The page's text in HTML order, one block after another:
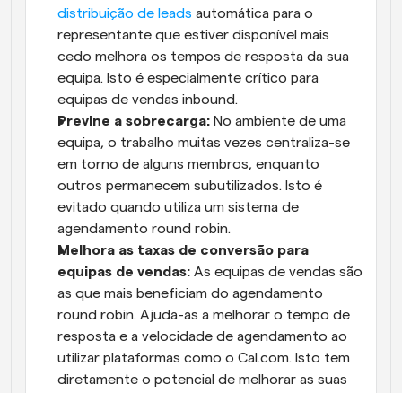
distribuição de leads automática para o
representante que estiver disponível mais
cedo melhora os tempos de resposta da sua
equipa. Isto é especialmente crítico para
equipas de vendas inbound.
Previne a sobrecarga: No ambiente de uma
equipa, o trabalho muitas vezes centraliza-se
em torno de alguns membros, enquanto
outros permanecem subutilizados. Isto é
evitado quando utiliza um sistema de
agendamento round robin.
Melhora as taxas de conversão para
equipas de vendas: As equipas de vendas são
as que mais beneficiam do agendamento
round robin. Ajuda-as a melhorar o tempo de
resposta e a velocidade de agendamento ao
utilizar plataformas como o Cal.com. Isto tem
diretamente o potencial de melhorar as suas